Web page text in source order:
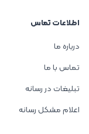
اطلاعات تماس
درباره ما
تماس با ما
تبلیغات در رسانه
اعلام مشکل رسانه